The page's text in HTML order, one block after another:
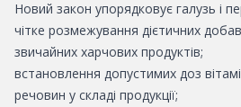
Новий закон упорядковує галузь і
чітке розмежування дієтичних
звичайних харчових продуктів;
встановлення допустимих доз
речовин у складі продукції;